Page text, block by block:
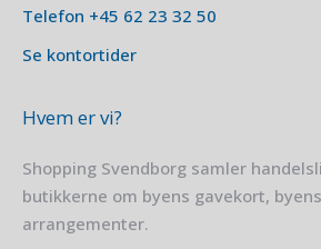
Telefon +45 62 23 32 50
Se kontortider
Hvem er vi?
Shopping Svendborg samler
butikkerne om byens gavekort,
arrangementer.